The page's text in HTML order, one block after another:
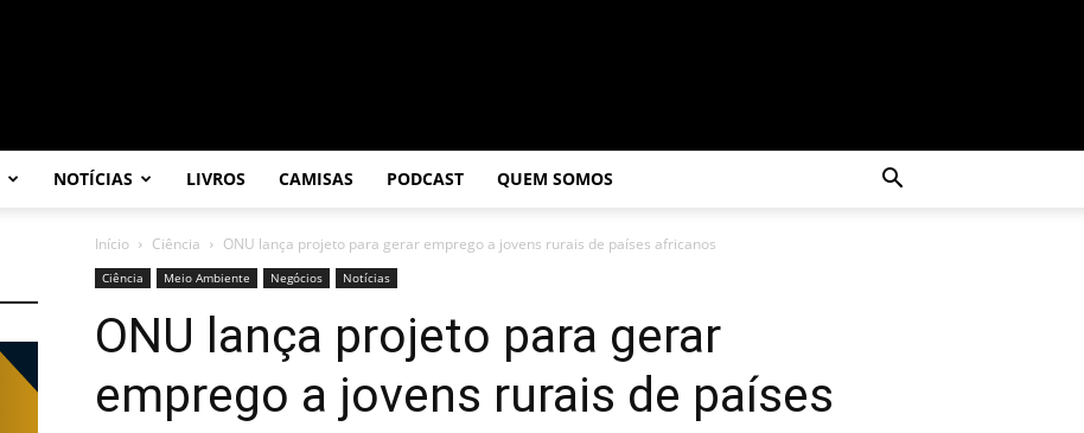
NOTÍCIAS LIVROS CAMISAS PODCAST QUEM SOMOS
Início Ciência ONU lança projeto para gerar emprego a jovens rurais de países africanos
Ciência Meio Ambiente Negócios Notícias
ONU lança projeto para gerar
emprego a jovens rurais de países